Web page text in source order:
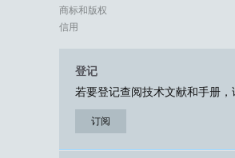
商标和版权
信用
登记
若要登记查阅技术文献和手册，
订阅